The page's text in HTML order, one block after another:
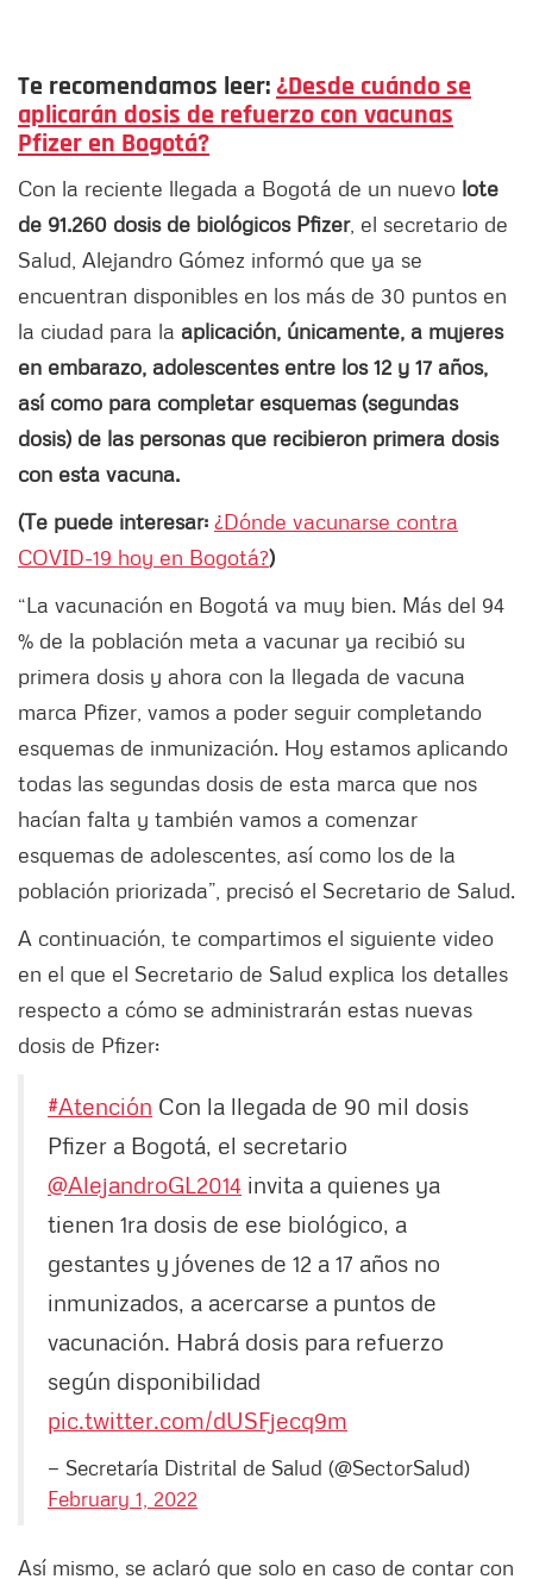
Te recomendamos leer:¿Desde cuándo se
aplicarán dosis de refuerzo con vacunas
Pfizer en Bogotá?
Con la reciente llegada a Bogotá de un nuevo lote
de 91.260 dosis de biológicos Pfizer, el secretario de
Salud, Alejandro Gómez informó que ya se
encuentran disponibles en los más de 30 puntos en
la ciudad para la aplicación, únicamente, a mujeres
en embarazo, adolescentes entre los 12 y 17 años,
así como para completar esquemas (segundas
dosis) de las personas que recibieron primera dosis
con esta vacuna.
(Te puede interesar: ¿Dónde vacunarse contra
COVID-19 hoy en Bogotá?)
“La vacunación en Bogotá va muy bien. Más del 94
% de la población meta a vacunar ya recibió su
primera dosis y ahora con la llegada de vacuna
marca Pfizer, vamos a poder seguir completando
esquemas de inmunización. Hoy estamos aplicando
todas las segundas dosis de esta marca que nos
hacían falta y también vamos a comenzar
esquemas de adolescentes, así como los de la
población priorizada”, precisó el Secretario de Salud.
A continuación, te compartimos el siguiente video
en el que el Secretario de Salud explica los detalles
respecto a cómo se administrarán estas nuevas
dosis de Pfizer:
#Atención Con la llegada de 90 mil dosis
Pfizer a Bogotá, el secretario
@AlejandroGL2014 invita a quienes ya
tienen 1ra dosis de ese biológico, a
gestantes y jóvenes de 12 a 17 años no
inmunizados, a acercarse a puntos de
vacunación. Habrá dosis para refuerzo
según disponibilidad
pic.twitter.com/dUSFjecq9m
— Secretaría Distrital de Salud (@SectorSalud)
February 1, 2022
Así mismo, se aclaró que solo en caso de contar con